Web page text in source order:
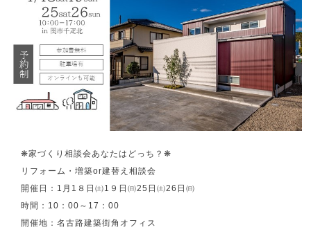
❋家づくり相談会あなたはどっち？❋
リフォーム・増築or建替え相談会
開催日： 1 月 1 ８日㈯1 ９日㈰25 日㈯26 日㈰
時間： 10 ：00 ～ 17 ：00
開催地：名古路建築街角オフィス